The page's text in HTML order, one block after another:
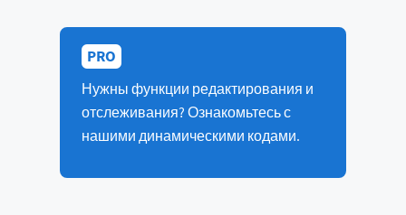
PRO
Нужны функции редактирования и
отслеживания? Ознакомьтесь с
нашими динамическими кодами.